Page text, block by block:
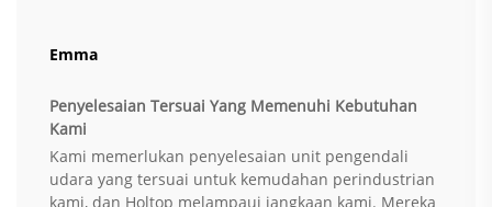
Emma
Penyelesaian Tersuai Yang Memenuhi Kebutuhan
Kami
Kami memerlukan penyelesaian unit pengendali
udara yang tersuai untuk kemudahan perindustrian
kami, dan Holtop melampaui jangkaan kami. Mereka